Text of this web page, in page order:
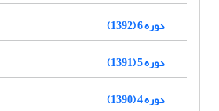
دوره 6 (1392)
دوره 5 (1391)
دوره 4 (1390)